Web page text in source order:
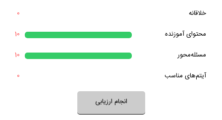
بله
آیتم‌های برنامه متنوع و مرتبط هستند؟
خیر
خلاقانه
0
محتوای آموزنده
10
مسئله‌محور
10
آیتم‌های مناسب
0
انجام ارزیابی